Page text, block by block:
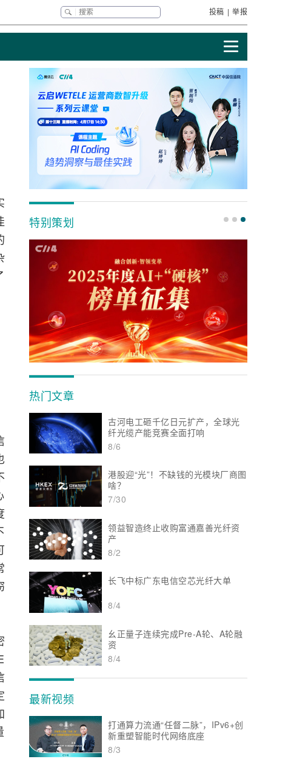
投稿 | 举报
特别策划
热门文章
古河电工砸千亿日元扩产，全球光
纤光缆产能竞赛全面打响
8/6
港股迎“光”！不缺钱的光模块厂商图
啥？
7/30
领益智造终止收购富通嘉善光纤资
产
8/2
长飞中标广东电信空芯光纤大单
8/4
幺正量子连续完成Pre-A轮、A轮融
资
8/4
最新视频
打通算力流通“任督二脉”，IPv6+创
新重塑智能时代网络底座
8/3